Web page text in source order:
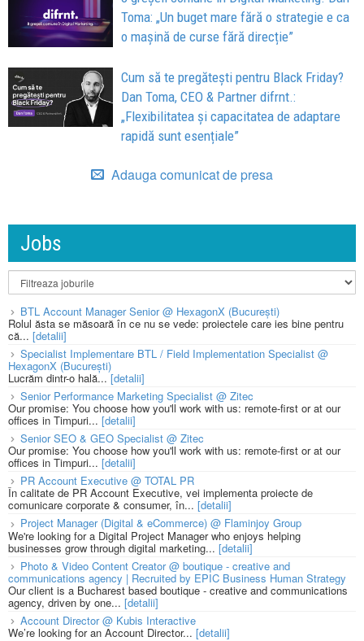
Toma: „Un buget mare fără o strategie e ca
o mașină de curse fără direcție”
Cum să te pregătești pentru Black Friday?
Dan Toma, CEO & Partner difrnt.:
„Flexibilitatea și capacitatea de adaptare
rapidă sunt esențiale”
Adauga comunicat de presa
Jobs
BTL Account Manager Senior @ HexagonX (București)
Rolul ăsta se măsoară în ce nu se vede: proiectele care ies bine pentru
că... [detalii]
Specialist Implementare BTL / Field Implementation Specialist @
HexagonX (București)
Lucrăm dintr-o hală... [detalii]
Senior Performance Marketing Specialist @ Zitec
Our promise: You choose how you'll work with us: remote-first or at our
offices in Timpuri... [detalii]
Senior SEO & GEO Specialist @ Zitec
Our promise: You choose how you'll work with us: remote-first or at our
offices in Timpuri... [detalii]
PR Account Executive @ TOTAL PR
În calitate de PR Account Executive, vei implementa proiecte de
comunicare corporate & consumer, în... [detalii]
Project Manager (Digital & eCommerce) @ Flaminjoy Group
We're looking for a Digital Project Manager who enjoys helping
businesses grow through digital marketing... [detalii]
Photo & Video Content Creator @ boutique - creative and
communications agency | Recruited by EPIC Business Human Strategy
Our client is a Bucharest based boutique - creative and communications
agency, driven by one... [detalii]
Account Director @ Kubis Interactive
We’re looking for an Account Director... [detalii]